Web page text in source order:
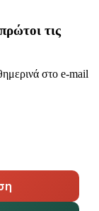
τις
στο e-mail